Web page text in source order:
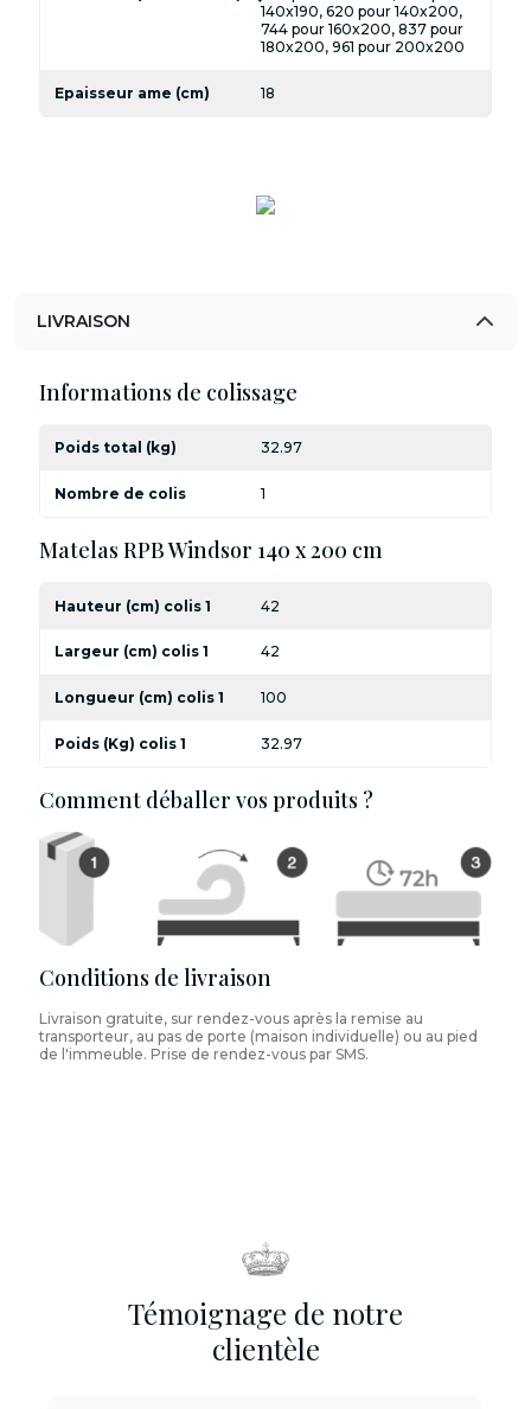
140x190, 620 pour 140x200,
744 pour 160x200, 837 pour
180x200, 961 pour 200x200
Epaisseur ame (cm) 18
LIVRAISON
Informations de colissage
Poids total (kg) 32.97
Nombre de colis 1
Matelas RPB Windsor 140 x 200 cm
Hauteur (cm) colis 1 42
Largeur (cm) colis 1 42
Longueur (cm) colis 1 100
Poids (Kg) colis 1 32.97
Comment déballer vos produits ?
Conditions de livraison
Livraison gratuite, sur rendez-vous après la remise au
transporteur, au pas de porte (maison individuelle) ou au pied
de l'immeuble. Prise de rendez-vous par SMS.
Témoignage de notre
clientèle